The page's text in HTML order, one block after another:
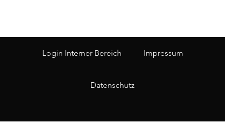
Login Interner Bereich Impressum
Datenschutz